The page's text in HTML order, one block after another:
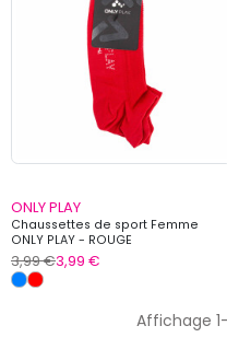
ONLY PLAY
Chaussettes de sport Femme
ONLY PLAY - ROUGE
3,99 €3,99 €
Affichage